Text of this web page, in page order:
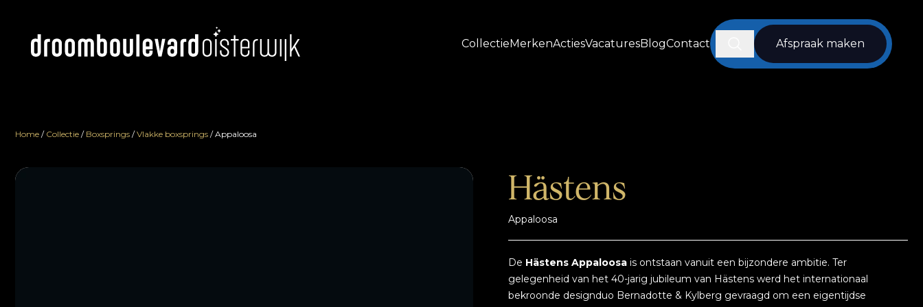
CollectieMerkenActiesVacaturesBlogContact ZoekenAfspraak maken
Home / Collectie / Boxsprings /Vlakke boxsprings /Appaloosa
Hästens
Appaloosa
De Hästens Appaloosa is ontstaan vanuit een bijzondere ambitie. Ter
gelegenheid van het 40-jarig jubileum van Hästens werd het internationaal
bekroonde designduo Bernadotte & Kylberg gevraagd om een eigentijdse